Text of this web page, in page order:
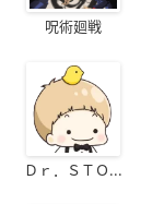
呪術廻戦
Ｄｒ．ＳＴＯ...